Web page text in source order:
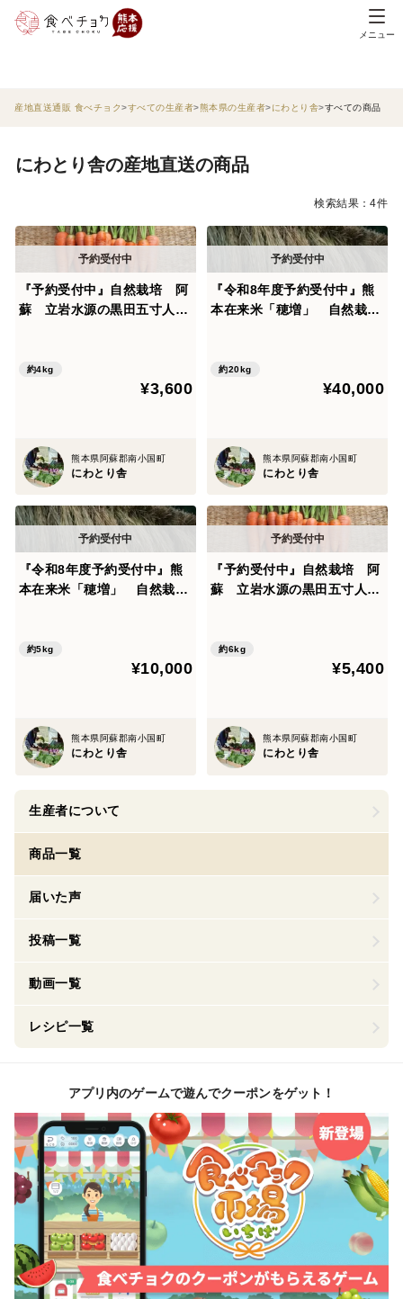
メニュー
産地直送通販 食べチョク すべての生産者 熊本県の生産者 にわとり舎 すべての商品
にわとり舎の産地直送の商品
検索結果：4件
『予約受付中』自然栽培 阿
蘇 立岩水源の黒田五寸人参
約4kg
¥3,600
熊本県阿蘇郡南小国町
にわとり舎
『令和8年度予約受付中』熊
本在来米「穂増」 自然栽培
約20kg
¥40,000
熊本県阿蘇郡南小国町
にわとり舎
『令和8年度予約受付中』熊
本在来米「穂増」 自然栽培
約5kg
¥10,000
熊本県阿蘇郡南小国町
にわとり舎
『予約受付中』自然栽培 阿
蘇 立岩水源の黒田五寸人参
約6kg
¥5,400
熊本県阿蘇郡南小国町
にわとり舎
生産者について
商品一覧
届いた声
投稿一覧
動画一覧
レシピ一覧
アプリ内のゲームで遊んでクーポンをゲット！